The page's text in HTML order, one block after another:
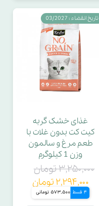
غذای خشک گربه
کیت کت بدون غلات با
طعم مرغ و سالمون
وزن 1 کیلوگرم
۳,۲۵۰,۰۰۰ تومان
۲,۲۹۴,۰۰۰ تومان
4 قسط 573,500 تومانی
تاریخ انقضاء : 03/2027